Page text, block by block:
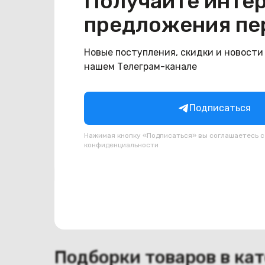
предложения
Новые поступления, скидки и
нашем Телеграм-канале
Подписаться
Нажимая кнопку «Подписаться» вы соглашаетесь
конфиденциальности
Общая информация
Производитель
Asus
Состояние
Состояние удовлетворительное
Подборки товаров в